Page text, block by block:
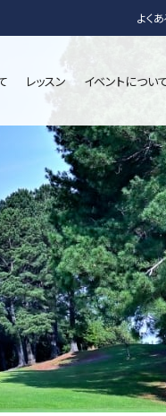
よく
レッスン イベントについ